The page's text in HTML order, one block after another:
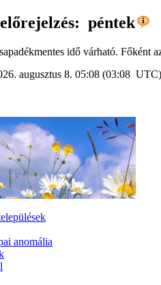
péntek
idő várható. Főként
augusztus 8. 05:08 (03:08
anomália